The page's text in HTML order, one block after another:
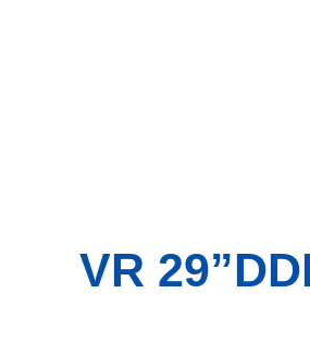
VR